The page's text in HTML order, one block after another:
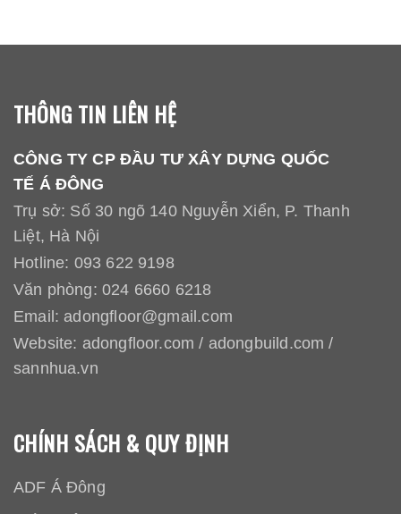
THÔNG TIN LIÊN HỆ
CÔNG TY CP ĐẦU TƯ XÂY DỰNG QUỐC
TẾ Á ĐÔNG
Trụ sở: Số 30 ngõ 140 Nguyễn Xiển, P. Thanh
Liệt, Hà Nội
Hotline: 093 622 9198
Văn phòng: 024 6660 6218
Email: adongfloor@gmail.com
Website: adongfloor.com / adongbuild.com /
sannhua.vn
CHÍNH SÁCH & QUY ĐỊNH
ADF Á Đông